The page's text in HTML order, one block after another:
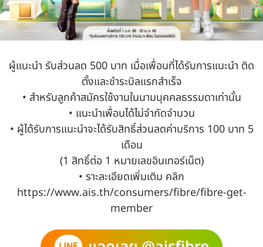
ผู้แนะนำ รับส่วนลด 500 บาท เมื่อเพื่อนที่ได้รับการแนะนำ ติด
ตั้งและชำระบิลแรกสำเร็จ
• สำหรับลูกค้าสมัครใช้งานในนามบุคคลธรรมดาเท่านั้น
• แนะนำเพื่อนได้ไม่จำกัดจำนวน
• ผู้ได้รับการแนะนำจะได้รับสิทธิ์ส่วนลดค่าบริการ 100 บาท 5
เดือน
(1 สิทธิ์ต่อ 1 หมายเลขอินเทอร์เน็ต)
• ราะละเอียดเพิ่มเติม คลิก
https://www.ais.th/consumers/fibre/fibre-get-
member